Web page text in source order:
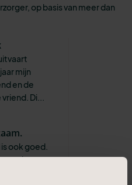
op basis van meer dan
mijn
en de
Di...
ook goed.
maken van
is en je